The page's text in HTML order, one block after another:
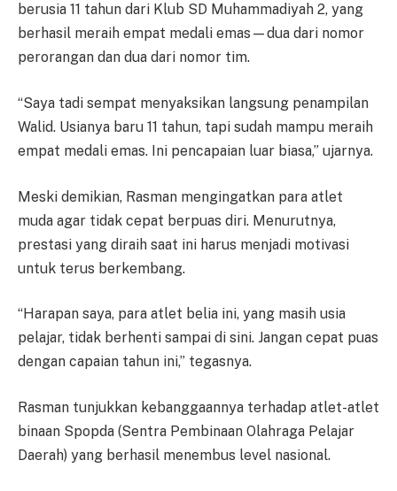
berusia 11 tahun dari Klub SD Muhammadiyah 2, yang
berhasil meraih empat medali emas—dua dari nomor
perorangan dan dua dari nomor tim.
“Saya tadi sempat menyaksikan langsung penampilan
Walid. Usianya baru 11 tahun, tapi sudah mampu meraih
empat medali emas. Ini pencapaian luar biasa,” ujarnya.
Meski demikian, Rasman mengingatkan para atlet
muda agar tidak cepat berpuas diri. Menurutnya,
prestasi yang diraih saat ini harus menjadi motivasi
untuk terus berkembang.
“Harapan saya, para atlet belia ini, yang masih usia
pelajar, tidak berhenti sampai di sini. Jangan cepat puas
dengan capaian tahun ini,” tegasnya.
Rasman tunjukkan kebanggaannya terhadap atlet-atlet
binaan Spopda (Sentra Pembinaan Olahraga Pelajar
Daerah) yang berhasil menembus level nasional.